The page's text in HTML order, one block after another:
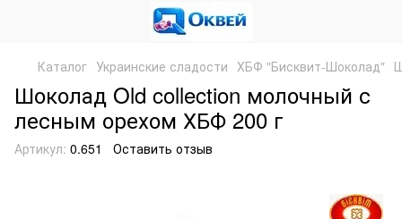
Каталог Украинские сладости ХБФ "Бисквит-Шоколад"
Шоколад Old collection молочный с
лесным орехом ХБФ 200 г
Артикул: 0.651 Оставить отзыв